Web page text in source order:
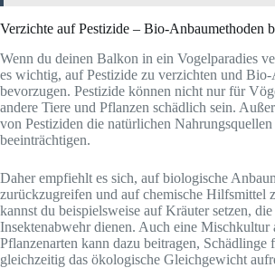
Verzichte auf Pestizide – Bio-Anbaumethoden
Wenn du deinen Balkon in ein Vogelparadies
es wichtig, auf Pestizide zu verzichten und
bevorzugen. Pestizide können nicht nur für
andere Tiere und Pflanzen schädlich sein.
von Pestiziden die natürlichen
beeinträchtigen.
Daher empfiehlt es sich, auf biologische
zurückzugreifen und auf chemische Hilfsmittel
kannst du beispielsweise auf Kräuter setzen,
Insektenabwehr dienen. Auch eine Mischkultur
Pflanzenarten kann dazu beitragen, Schädlinge
gleichzeitig das ökologische Gleichgewicht